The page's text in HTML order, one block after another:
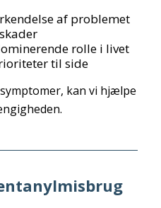
af problemet
rolle i livet
til side
kan vi hjælpe